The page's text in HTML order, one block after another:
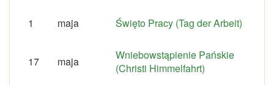
1 maja Święto Pracy (Tag der Arbeit)
17 maja
Wniebowstąpienie Pańskie
(Christi Himmelfahrt)